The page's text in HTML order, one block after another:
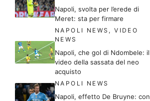
Napoli, svolta per l’erede di
Meret: sta per firmare
NAPOLI NEWS ,VIDEO
NEWS
Napoli, che gol di Ndombele: il
video della sassata del neo
acquisto
NAPOLI NEWS
Napoli, effetto De Bruyne: con